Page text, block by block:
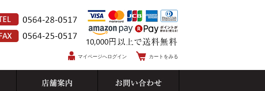
マイページへログイン カートをみる